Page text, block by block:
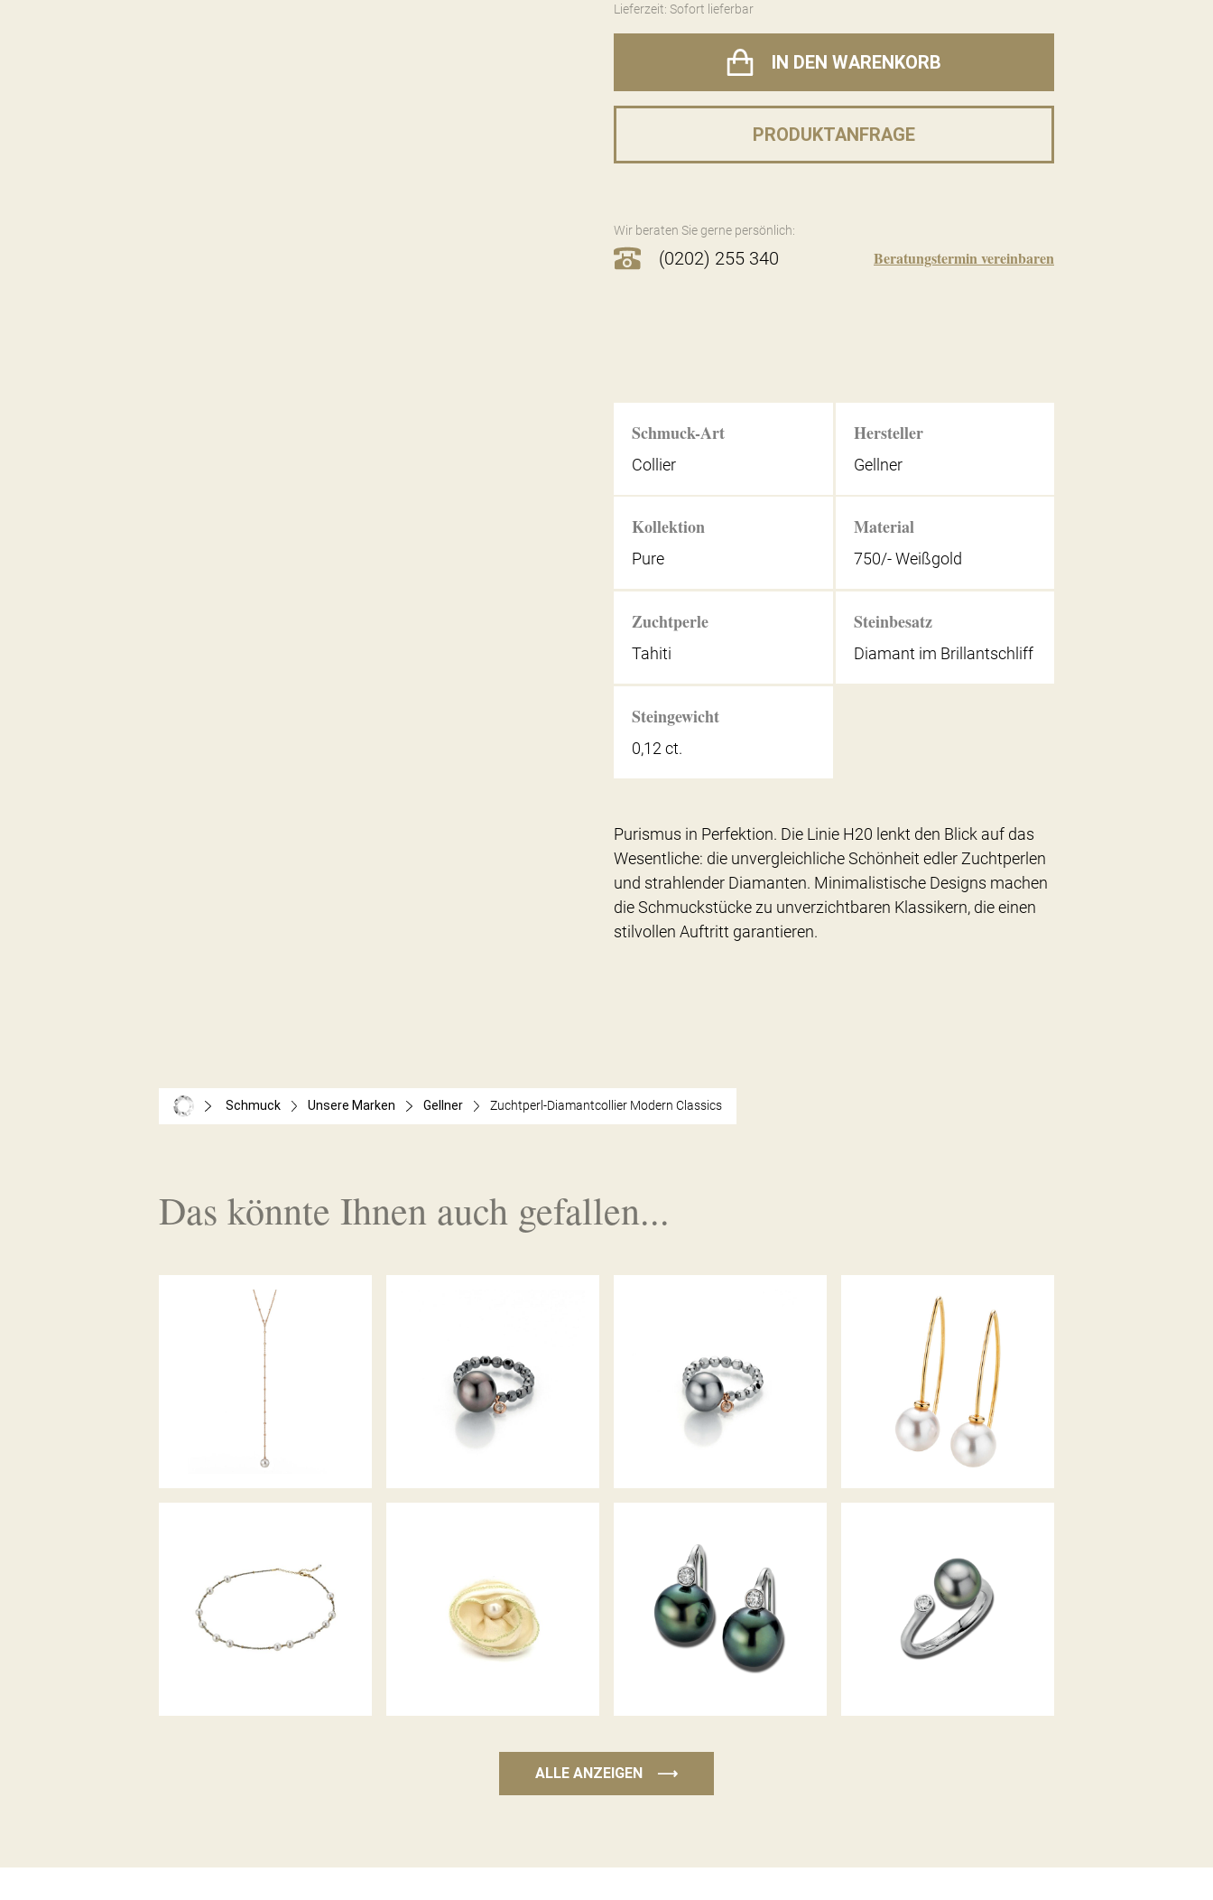
Lieferzeit: Sofort lieferbar
IN DEN WARENKORB
PRODUKTANFRAGE
Wir beraten Sie gerne persönlich:
(0202) 255 340 Beratungstermin vereinbaren
Schmuck-Art
Collier
Hersteller
Gellner
Kollektion
Pure
Material
750/- Weißgold
Zuchtperle
Tahiti
Steinbesatz
Diamant im Brillantschliff
Steingewicht
0,12 ct.
Purismus in Perfektion. Die Linie H20 lenkt den Blick auf das
Wesentliche: die unvergleichliche Schönheit edler Zuchtperlen
und strahlender Diamanten. Minimalistische Designs machen
die Schmuckstücke zu unverzichtbaren Klassikern, die einen
stilvollen Auftritt garantieren.
Schmuck Unsere Marken Gellner Zuchtperl-Diamantcollier Modern Classics
Das könnte Ihnen auch gefallen...
GELLNER COLLIER
METROPOLITAN
GELLNER OHRHÄNGER PURE
GELLNER COLLIER
METROPOLITAN
ZUCHTPERL-
DIAMANTOHRRINGE MODERN
CLASSICS
ZUCHTPERL-DIAMANTRING
MODERN CLASSICS
ALLE ANZEIGEN ⟶